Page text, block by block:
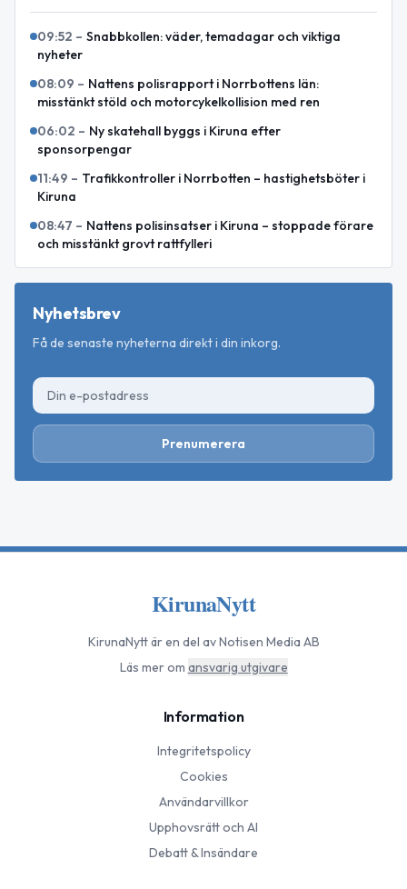
09:52 – Snabbkollen: väder, temadagar och viktiga
nyheter
08:09 – Nattens polisrapport i Norrbottens län:
misstänkt stöld och motorcykelkollision med ren
06:02 – Ny skatehall byggs i Kiruna efter
sponsorpengar
11:49 – Trafikkontroller i Norrbotten – hastighetsböter i
Kiruna
08:47 – Nattens polisinsatser i Kiruna – stoppade förare
och misstänkt grovt rattfylleri
Nyhetsbrev
Få de senaste nyheterna direkt i din inkorg.
Prenumerera
KirunaNytt
KirunaNyttär en del av Notisen Media AB
Läs mer om ansvarig utgivare
Information
Integritetspolicy
Cookies
Användarvillkor
Upphovsrätt och AI
Debatt & Insändare